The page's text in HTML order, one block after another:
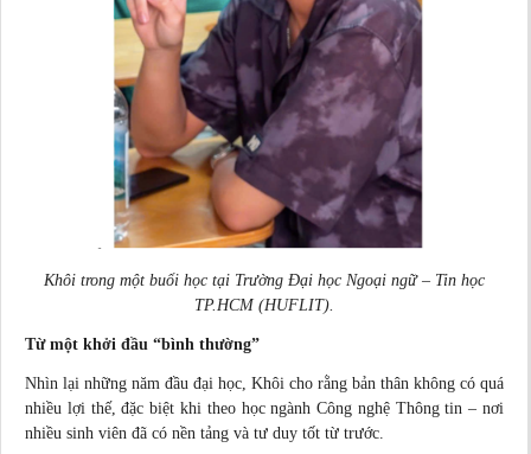
Khôi trong một buổi học tại Trường Đại học Ngoại ngữ – Tin học
TP.HCM (HUFLIT).
Từ một khởi đầu “bình thường”
Nhìn lại những năm đầu đại học, Khôi cho rằng bản thân không có quá
nhiều lợi thế, đặc biệt khi theo học ngành Công nghệ Thông tin – nơi
nhiều sinh viên đã có nền tảng và tư duy tốt từ trước.